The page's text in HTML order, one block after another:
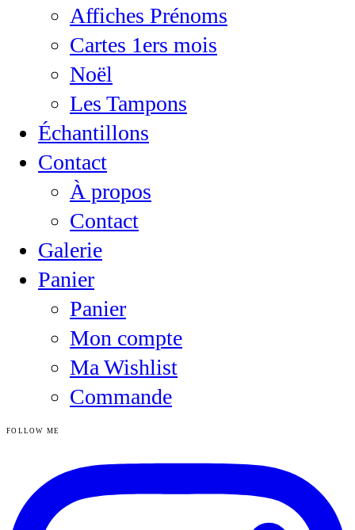
Affiches Prénoms
Cartes 1ers mois
Noël
Les Tampons
Échantillons
Contact
À propos
Contact
Galerie
Panier
Panier
Mon compte
Ma Wishlist
Commande
FOLLOW ME